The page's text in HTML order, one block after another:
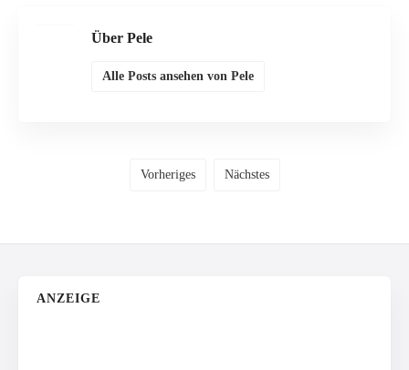
Über Pele
Alle Posts ansehen von Pele
Vorheriges Nächstes
ANZEIGE